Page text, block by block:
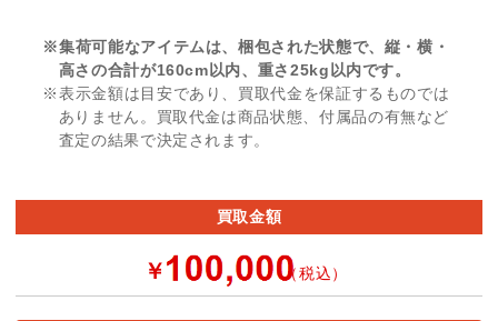
※集荷可能なアイテムは、梱包された状態で、縦・横・
高さの合計が160cm以内、重さ25kg以内です。
※表示金額は目安であり、買取代金を保証するものでは
ありません。買取代金は商品状態、付属品の有無など
査定の結果で決定されます。
買取金額
￥ （税込）